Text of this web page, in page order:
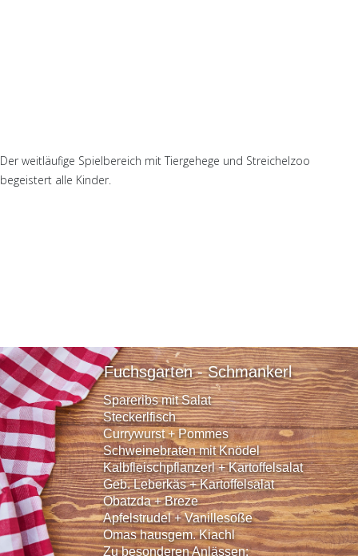
Der weitläufige Spielbereich mit Tiergehege und Streichelzoo
begeistert alle Kinder.
Spareribs mit Salat
Steckerlfisch
Currywurst + Pommes
Schweinebraten mit Knödel
Kalbfleischpflanzerl + Kartoffelsalat
Geb. Leberkäs + Kartoffelsalat
Obatzda + Breze
Apfelstrudel + Vanillesoße
Omas hausgem. Kiachl
Zu besonderen Anlässen:
Fuchsgarten - Schmankerl